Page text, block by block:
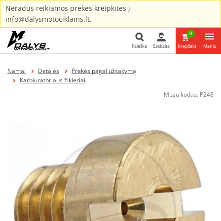
Neradus reikiamos prekės kreipkites į
info@dalysmotociklams.lt.
Paieška Sąskaita
0
Krepšelis Meniu
Namai Detalės
Prekės pagal užsakymą
Karbiuratoriaus žikleriai
Mūsų kodas: P248